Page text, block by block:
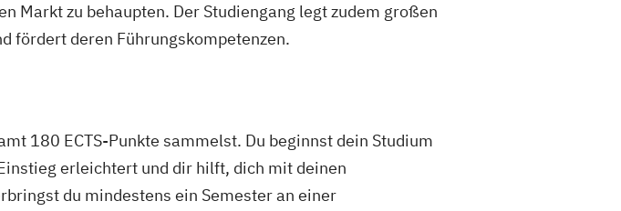
Markt zu behaupten. Der Studiengang legt zudem großen
fördert deren Führungskompetenzen.
180 ECTS-Punkte sammelst. Du beginnst dein Studium
erleichtert und dir hilft, dich mit deinen
du mindestens ein Semester an einer